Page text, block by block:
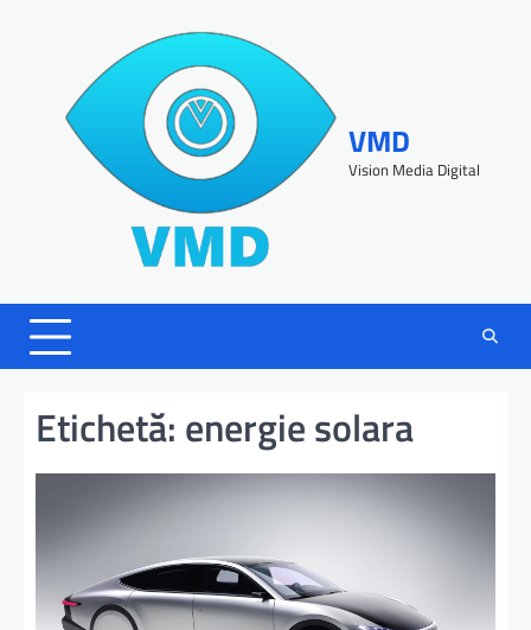
VMD
Vision Media Digital
Etichetă: energie solara